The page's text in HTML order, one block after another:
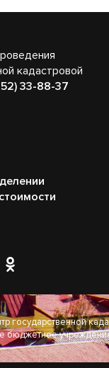
кадастровой
33-88-37
государственной
бюджетное